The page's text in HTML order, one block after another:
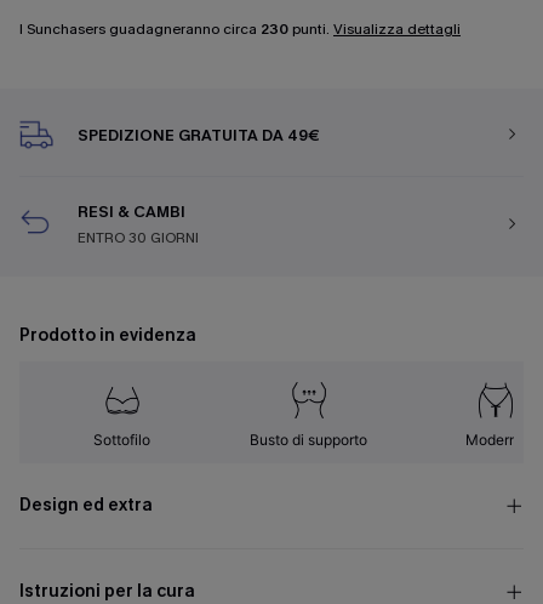
I Sunchasers guadagneranno circa 230 punti. Visualizza dettagli
SPEDIZIONE GRATUITA DA 49€
RESI & CAMBI
ENTRO 30 GIORNI
Prodotto in evidenza
Sottofilo Busto di supporto Moderno
Design ed extra
Istruzioni per la cura